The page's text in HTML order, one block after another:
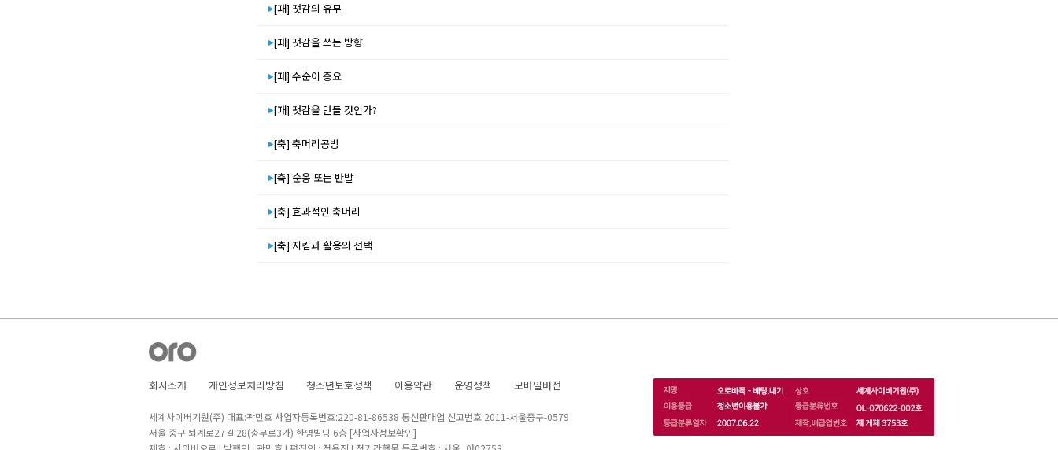
[패] 팻감의 유무
[패] 팻감을 쓰는 방향
[패] 수순이 중요
[패] 팻감을 만들 것인가?
[축] 축머리공방
[축] 순응 또는 반발
[축] 효과적인 축머리
[축] 지킴과 활용의 선택
회사소개 개인정보처리방침 청소년보호정책 이용약관 운영정책 모바일버전
세계사이버기원(주) 대표:곽민호 사업자등록번호:220-81-86538 통신판매업 신고번호:2011-서울중구-0579
서울 중구 퇴계로27길 28(충무로3가) 한영빌딩 6층 [사업자정보확인]